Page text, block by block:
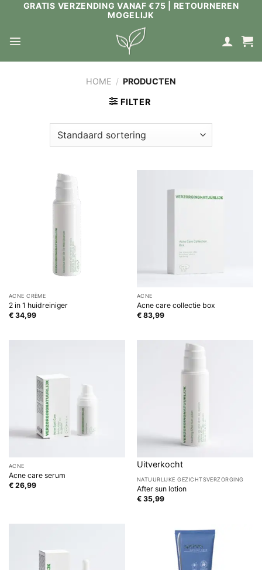
GRATIS VERZENDING VANAF €75 | RETOURNEREN
MOGELIJK
HOME / PRODUCTEN
FILTER
ACNE CRÈME
2 in 1 huidreiniger
€34,99
ACNE
Acne care collectie box
€83,99
ACNE
Acne care serum
€26,99
Uitverkocht
NATUURLIJKE GEZICHTSVERZORGING
After sun lotion
€35,99